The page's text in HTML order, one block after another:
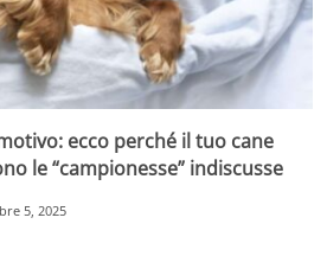
ecco perché il tuo cane
le “campionesse” indiscusse
5, 2025